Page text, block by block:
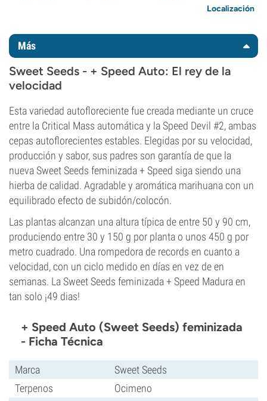
Localización
Más
Sweet Seeds - + Speed Auto: El rey de la
velocidad
Esta variedad autofloreciente fue creada mediante un cruce
entre la Critical Mass automática y la Speed Devil #2, ambas
cepas autoflorecientes estables. Elegidas por su velocidad,
producción y sabor, sus padres son garantía de que la
nueva Sweet Seeds feminizada + Speed siga siendo una
hierba de calidad. Agradable y aromática marihuana con un
equilibrado efecto de subidón/colocón.
Las plantas alcanzan una altura típica de entre 50 y 90 cm,
produciendo entre 30 y 150 g por planta o unos 450 g por
metro cuadrado. Una rompedora de records en cuanto a
velocidad, con un ciclo medido en días en vez de en
semanas. La Sweet Seeds feminizada + Speed Madura en
tan solo ¡49 dias!
+ Speed Auto (Sweet Seeds) feminizada
- Ficha Técnica
Marca
Sweet Seeds
Terpenos
Ocimeno